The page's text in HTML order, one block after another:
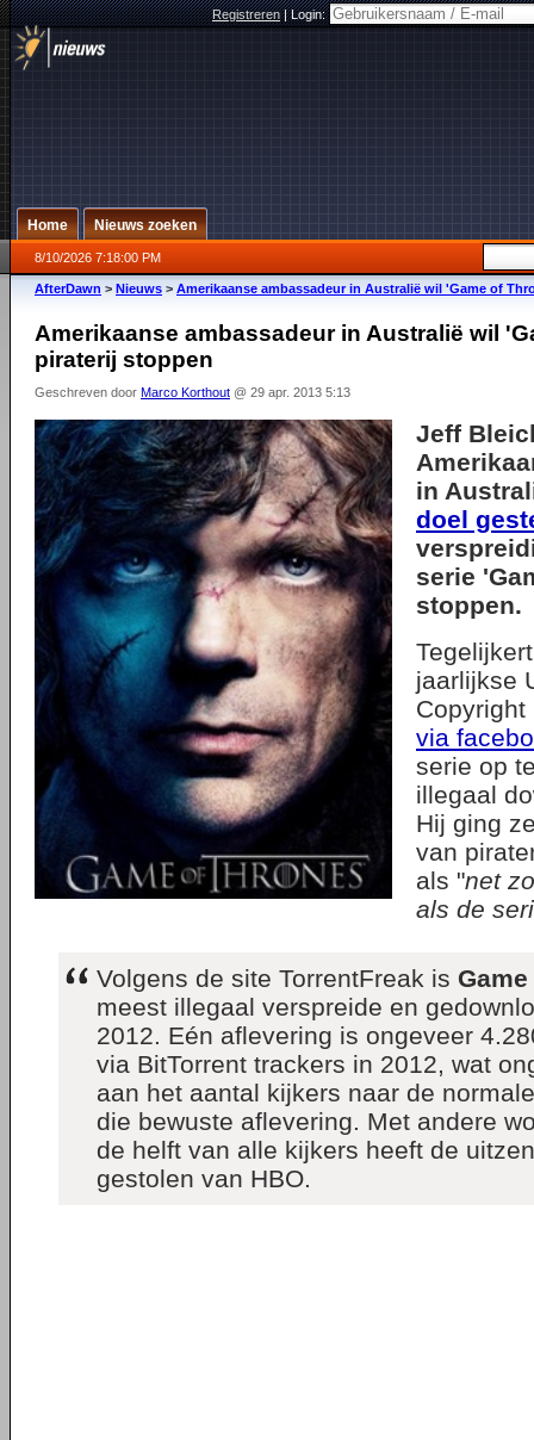
Registreren|Login:
Home Nieuws zoeken
8/10/2026 7:18:00 PM
AfterDawn > Nieuws > Amerikaanse ambassadeur in Australië wil 'Game of
Amerikaanse ambassadeur in Australië wil
piraterij stoppen
Geschreven door Marco Korthout @ 29 apr. 2013 5:13
Jeff
in
doel
serie
stoppen.
jaarlijkse
via
serie op
illegaal
Hij ging
van
als "net
als de
Volgens de site TorrentFreak is
meest illegaal verspreide en
2012. Eén aflevering is ongeveer
via BitTorrent trackers in 2012, wat
aan het aantal kijkers naar de
die bewuste aflevering. Met andere
de helft van alle kijkers heeft de
gestolen van HBO.